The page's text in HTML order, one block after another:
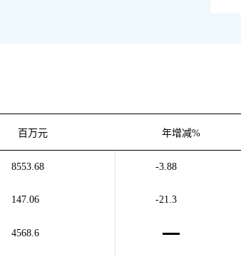
百万元 年增减%
8553.68 -3.88
147.06 -21.3
4568.6